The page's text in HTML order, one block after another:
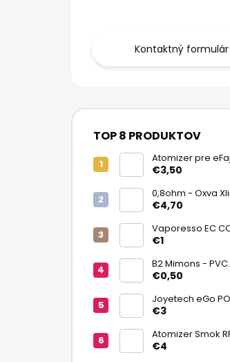
Kontaktný formulár
TOP 8 PRODUKTOV
Atomizer pre
Kamry K1000 Plus
€3,50
0,8ohm - Oxva
cartridge V3 Top
€4,70
Vaporesso EC
Keramický
€1
B2 Mimons - PVC
zmršťovacia fólia
€0,50
Joyetech eGo
náhradná pod
€3
Atomizer Smok
0,6ohm MTL
€4